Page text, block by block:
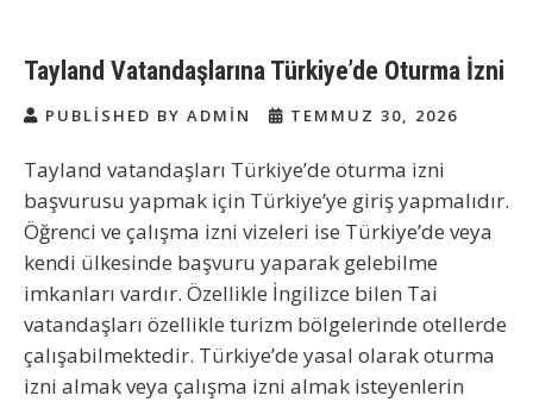
Tayland Vatandaşlarına Türkiye’de Oturma İzni
PUBLISHED BY ADMIN TEMMUZ 30, 2026
Tayland vatandaşları Türkiye’de oturma izni
başvurusu yapmak için Türkiye’ye giriş yapmalıdır.
Öğrenci ve çalışma izni vizeleri ise Türkiye’de veya
kendi ülkesinde başvuru yaparak gelebilme
imkanları vardır. Özellikle İngilizce bilen Tai
vatandaşları özellikle turizm bölgelerinde otellerde
çalışabilmektedir. Türkiye’de yasal olarak oturma
izni almak veya çalışma izni almak isteyenlerin